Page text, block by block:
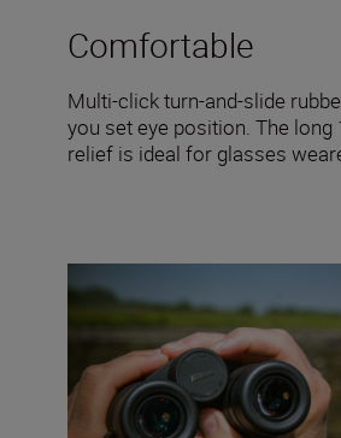
Comfortable
Multi-click turn-and-slide
you set eye position. The long
relief is ideal for glasses